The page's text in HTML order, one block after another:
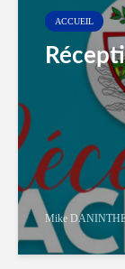
ACCUEIL
Mike